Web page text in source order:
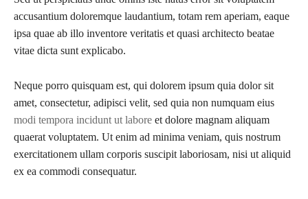
accusantium doloremque laudantium, totam rem aperiam, eaque
ipsa quae ab illo inventore veritatis et quasi architecto beatae
vitae dicta sunt explicabo.
Neque porro quisquam est, qui dolorem ipsum quia dolor sit
amet, consectetur, adipisci velit, sed quia non numquam eius
modi tempora incidunt ut labore et dolore magnam aliquam
quaerat voluptatem. Ut enim ad minima veniam, quis nostrum
exercitationem ullam corporis suscipit laboriosam, nisi ut aliquid
ex ea commodi consequatur.